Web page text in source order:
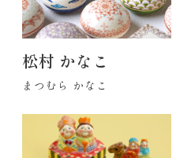
松村 かなこ
まつむら かなこ